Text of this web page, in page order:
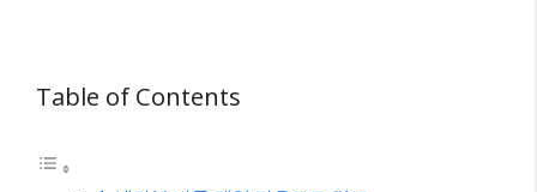
Table of Contents